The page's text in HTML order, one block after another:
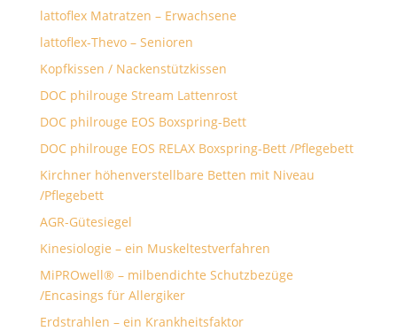
lattoflex Matratzen – Erwachsene
lattoflex-Thevo – Senioren
Kopfkissen / Nackenstützkissen
DOC philrouge Stream Lattenrost
DOC philrouge EOS Boxspring-Bett
DOC philrouge EOS RELAX Boxspring-Bett /Pflegebett
Kirchner höhenverstellbare Betten mit Niveau
/Pflegebett
AGR-Gütesiegel
Kinesiologie – ein Muskeltestverfahren
MiPROwell® – milbendichte Schutzbezüge
/Encasings für Allergiker
Erdstrahlen – ein Krankheitsfaktor